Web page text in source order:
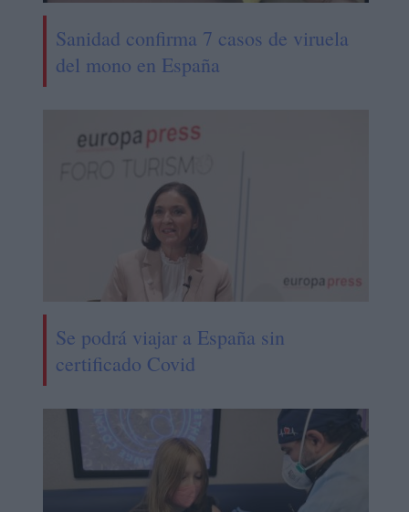
Sanidad confirma 7 casos de viruela
del mono en España
Se podrá viajar a España sin
certificado Covid